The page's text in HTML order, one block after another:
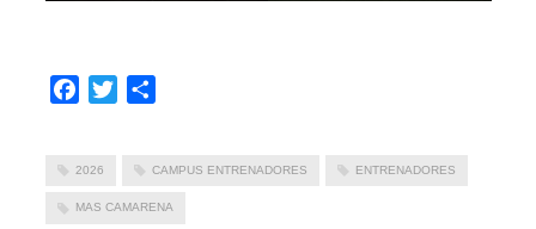
Facebook
Twitter
2026 CAMPUS ENTRENADORES ENTRENADORES
MAS CAMARENA